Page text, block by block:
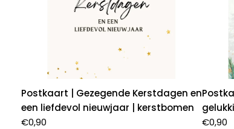
Postkaart | Gezegende Kerstdagen en
een liefdevol nieuwjaar | kerstbomen
€0,90
€0,90